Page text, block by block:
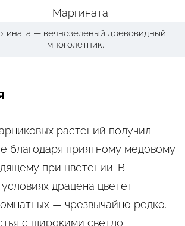
— вечнозеленый древовидный
многолетник.
растений получил
благодаря приятному медовому
при цветении. В
драцена цветет
— чрезвычайно редко.
с широкими светло-